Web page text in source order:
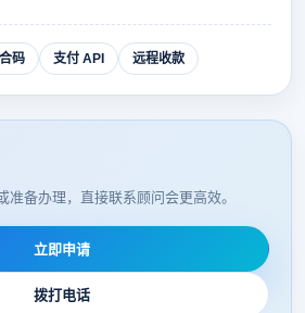
码 支付 API 远程收款
准备办理，直接联系顾问会更高效。
立即申请
拨打电话